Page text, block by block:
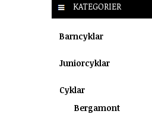
KATEGORIER
Barncyklar
Juniorcyklar
Cyklar
Bergamont